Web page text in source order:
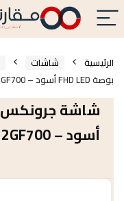
الرئيسية شاشات
بوصة FHD LED أسود – 32GF700
أسود – 32GF700